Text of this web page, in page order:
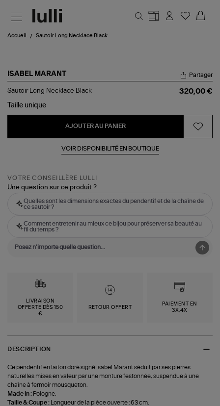
Accueil Sautoir Long Necklace Black
ISABEL MARANT
Sautoir
Necklace
Partager
Sautoir Long Necklace Black
320,00 €
Taille unique
AJOUTER AU PANIER
VOIR DISPONIBILITÉ EN BOUTIQUE
VOTRE CONSEILLÈRE LULLI
Une question sur ce produit ?
Quelles sont les dimensions exactes du pendentif et de la chaîne de
ce sautoir ?
Comment entretenir au mieux ce bijou pour préserver sa beauté au
fil du temps ?
LIVRAISON
OFFERTE DÈS 150
€
RETOUR OFFERT
PAIEMENT EN
3X,4X
DESCRIPTION
Ce pendentif en laiton doré signé Isabel Marant séduit par ses pierres
naturelles mises en valeur par une monture festonnée, suspendue à une
chaîne à fermoir mousqueton.
Made in : Pologne.
Taille & Coupe :
Longueur de la pièce ouverte : 63 cm.